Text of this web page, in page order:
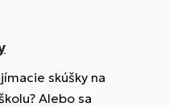
skúšky na
Alebo sa